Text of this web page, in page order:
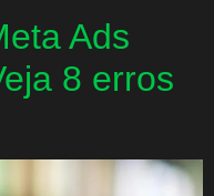
Ads
8 erros